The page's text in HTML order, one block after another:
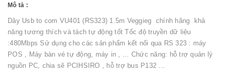
Mô tả :
Dây Usb to com VU401 (RS323) 1.5m Veggieg chính hãng khả
năng tương thích và tách tự động tốt Tốc độ truyền dữ liệu
:480Mbps Sử dụng cho các sản phẩm kết nối qua RS 323 : máy
POS , Máy bàn vé tự động, máy in , ... Chức năng: hỗ trợ quản lý
nguồn PC, chia sẽ PCIHSIRO , hỗ trợ bus P132 ...